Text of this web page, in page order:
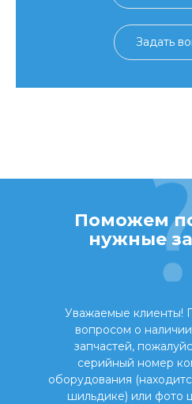
Задать
Поможем
нужные
Уважаемые клиенты!
вопросом о
запчастей,
серийный номер
оборудования
шильдике) или фото